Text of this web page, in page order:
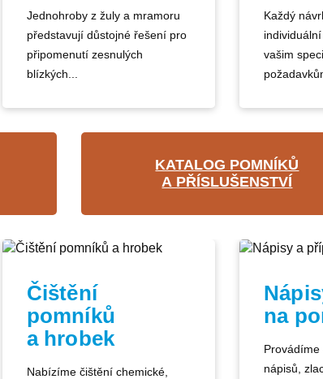
Jednohroby z žuly a mramoru
představují důstojné řešení pro
připomenutí zesnulých
blízkých...
Každý
vašim
KATALOG POMNÍKŮ
A PŘÍSLUŠENSTVÍ
Čištění
pomníků
a hrobek
Nabízíme čištění chemické,
na
nápisů,